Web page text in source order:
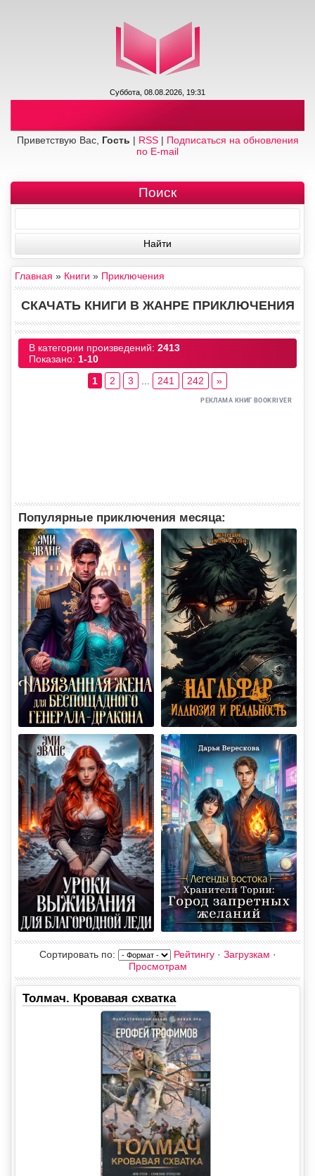
Суббота, 08.08.2026, 19:31
Приветствую Вас, Гость | RSS| Подписаться на обновления
по E-mail
Поиск
Главная » Книги » Приключения
СКАЧАТЬ КНИГИ В ЖАНРЕ ПРИКЛЮЧЕНИЯ
В категории произведений: 2413
Показано: 1-10
1
2 3 241 242 »
Популярные приключения месяца:
Сортировать по: Рейтингу· Загрузкам ·
Просмотрам
Толмач. Кровавая схватка